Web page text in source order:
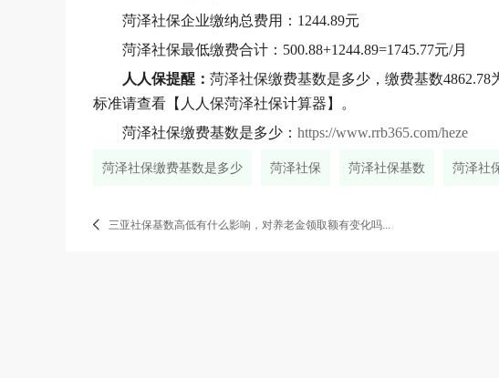
菏泽社保企业缴纳总费用：1244.89元
菏泽社保最低缴费合计：500.88+1244.89=1745.77元/月
人人保提醒： 菏泽社保缴费基数是多少， 缴费基数
标准请查看【人人保菏泽社保计算器】。
菏泽社保缴费基数是多少 ： https://www.rrb365.com/heze
菏泽社保缴费基数是多少 菏泽社保 菏泽社保基数 菏泽社
三亚社保基数高低有什么影响，对养老金领取额有变化吗...